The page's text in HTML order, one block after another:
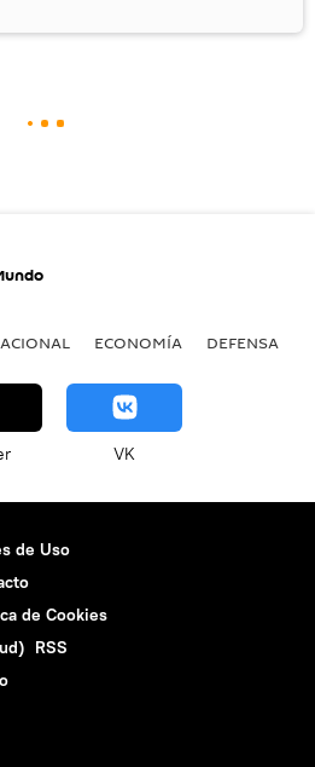
ECONOMÍA DEFENSA
VK
de Uso
de Cookies
RSS